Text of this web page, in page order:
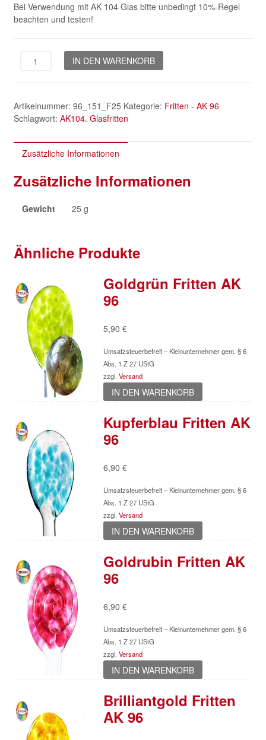
Bei Verwendung mit AK 104 Glas bitte unbedingt 10%-Regel
beachten und testen!
Zartrosa
AK
Menge
IN DEN WARENKORB
Artikelnummer: 96_151_F25 Kategorie: Fritten - AK 96
Schlagwort: AK104. Glasfritten
Zusätzliche Informationen
Zusätzliche Informationen
Gewicht 25 g
Ähnliche Produkte
Goldgrün Fritten AK
96
5,90 €
Umsatzsteuerbefreit – Kleinunternehmer gem. § 6
Abs. 1 Z 27 UStG
zzgl. Versand
IN DEN WARENKORB
Kupferblau Fritten AK
96
6,90 €
Umsatzsteuerbefreit – Kleinunternehmer gem. § 6
Abs. 1 Z 27 UStG
zzgl. Versand
IN DEN WARENKORB
Goldrubin Fritten AK
96
6,90 €
Umsatzsteuerbefreit – Kleinunternehmer gem. § 6
Abs. 1 Z 27 UStG
zzgl. Versand
IN DEN WARENKORB
Brilliantgold Fritten
AK 96